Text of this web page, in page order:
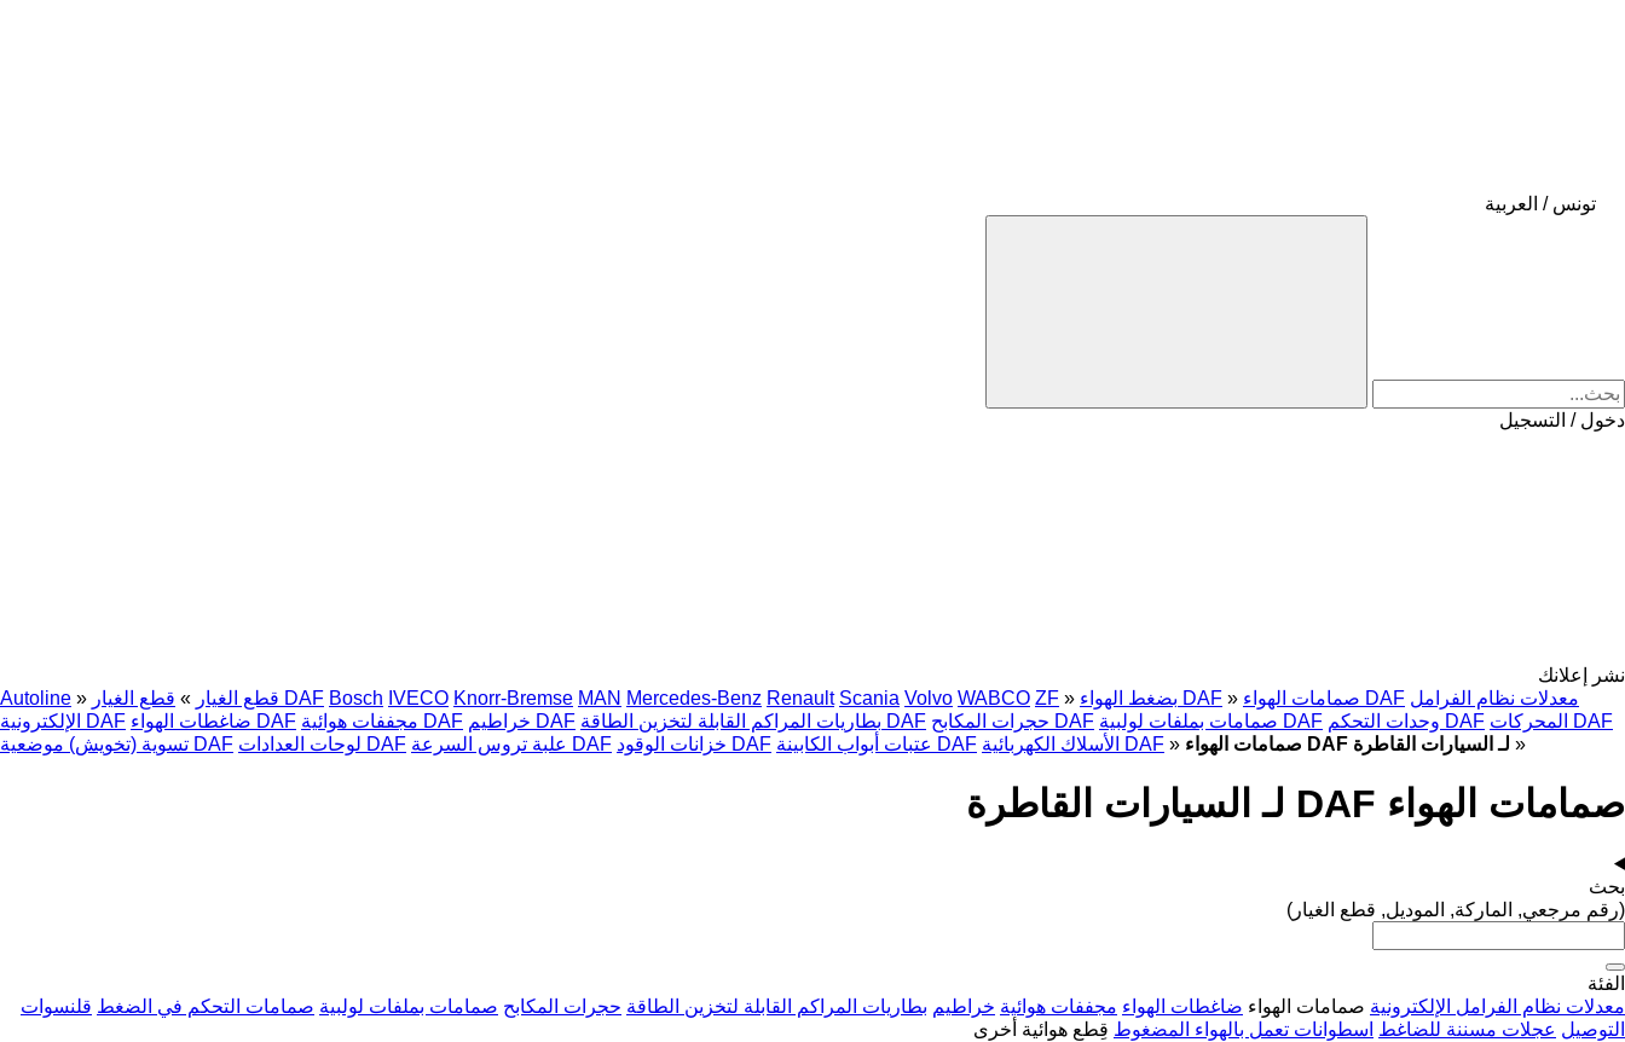
تونس / العربية
دخول / التسجيل
نشر إعلانك
Autoline » قطع الغيار » قطع الغيار DAF Bosch IVECO Knorr-Bremse MAN Mercedes-Benz Renault Scania Volvo WABCO ZF » بضغط الهواء DAF » صمامات الهواء DAF معدلات نظام الفرامل
الإلكترونية DAF
ضاغطات الهواء DAF مجففات هوائية DAF خراطيم DAF بطاريات المراكم القابلة لتخزين الطاقة DAF حجرات المكابح DAF صمامات بملفات لولبية DAF وحدات التحكم DAF
المحركات DAF
تسوية (تخويش) موضعية DAF
لوحات العدادات DAF علبة تروس السرعة DAF خزانات الوقود DAF عتبات أبواب الكابينة DAF الأسلاك الكهربائية DAF » صمامات الهواء DAF لـ السيارات القاطرة »
صمامات الهواء DAF لـ السيارات القاطرة
بحث
(رقم مرجعي, الماركة, الموديل, قطع الغيار)
الفئة
معدلات نظام الفرامل الإلكترونية صمامات الهواء ضاغطات الهواء مجففات هوائية خراطيم بطاريات المراكم القابلة لتخزين الطاقة حجرات المكابح صمامات بملفات لولبية صمامات التحكم في الضغط قلنسوات
التوصيل عجلات مسننة للضاغط اسطوانات تعمل بالهواء المضغوط قِطع هوائية أخرى